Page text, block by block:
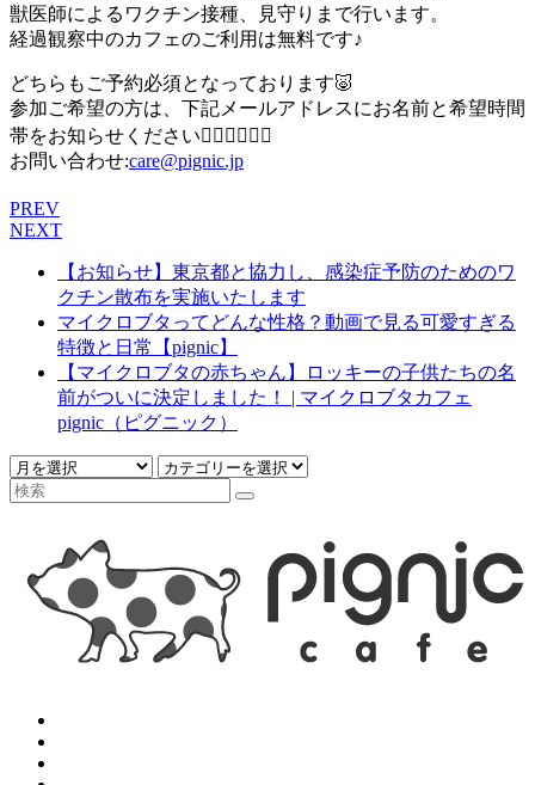
獣医師によるワクチン接種、見守りまで行います。
経過観察中のカフェのご利用は無料です♪
どちらもご予約必須となっております🐷
参加ご希望の方は、下記メールアドレスにお名前と希望時間
帯をお知らせください👇🏻👇🏻👇🏻
お問い合わせ:care@pignic.jp
PREV
NEXT
【お知らせ】東京都と協力し、感染症予防のためのワ
クチン散布を実施いたします
マイクロブタってどんな性格？動画で見る可愛すぎる
特徴と日常【pignic】
【マイクロブタの赤ちゃん】ロッキーの子供たちの名
前がついに決定しました！ | マイクロブタカフェ
pignic（ピグニック）